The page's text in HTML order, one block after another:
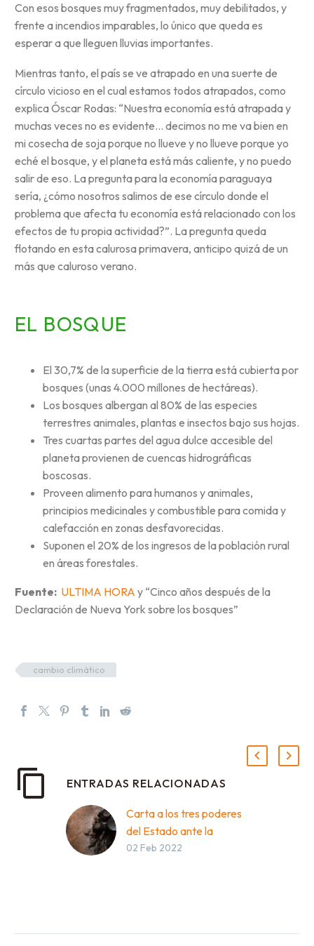
Con esos bosques muy fragmentados, muy debilitados, y
frente a incendios imparables, lo único que queda es
esperar a que lleguen lluvias importantes.
Mientras tanto, el país se ve atrapado en una suerte de
círculo vicioso en el cual estamos todos atrapados, como
explica Óscar Rodas: “Nuestra economía está atrapada y
muchas veces no es evidente… decimos no me va bien en
mi cosecha de soja porque no llueve y no llueve porque yo
eché el bosque, y el planeta está más caliente, y no puedo
salir de eso. La pregunta para la economía paraguaya
sería, ¿cómo nosotros salimos de ese círculo donde el
problema que afecta tu economía está relacionado con los
efectos de tu propia actividad?”. La pregunta queda
flotando en esta calurosa primavera, anticipo quizá de un
más que caluroso verano.
EL BOSQUE
El 30,7% de la superficie de la tierra está cubierta por
bosques (unas 4.000 millones de hectáreas).
Los bosques albergan al 80% de las especies
terrestres animales, plantas e insectos bajo sus hojas.
Tres cuartas partes del agua dulce accesible del
planeta provienen de cuencas hidrográficas
boscosas.
Proveen alimento para humanos y animales,
principios medicinales y combustible para comida y
calefacción en zonas desfavorecidas.
Suponen el 20% de los ingresos de la población rural
en áreas forestales.
Fuente: ULTIMA HORA y “Cinco años después de la
Declaración de Nueva York sobre los bosques”
cambio climático
ENTRADAS RELACIONADAS
Carta a los tres poderes
del Estado ante la
emergencia climática
ocasionado por sus
02 Feb 2022